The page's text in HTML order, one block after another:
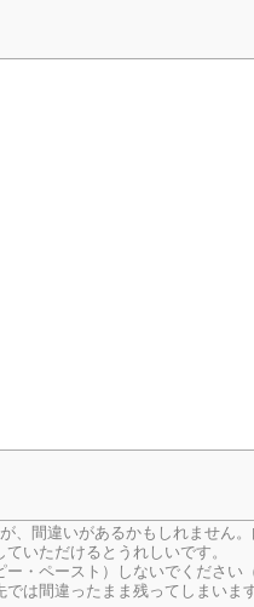
間違いがあるかもしれません
いただけるとうれしいです。
・ペースト）しないでください
は間違ったまま残ってしまいます